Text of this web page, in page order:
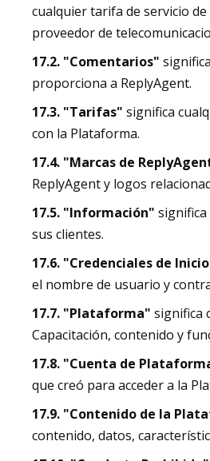
cualquier tarifa de servicio
proveedor de
17.2. "Comentarios"
proporciona a ReplyAgent.
17.3. "Tarifas" significa
con la Plataforma.
17.4. "Marcas de
ReplyAgent y logos
17.5. "Información"
sus clientes.
17.6. "Credenciales de
el nombre de usuario y
17.7. "Plataforma" significa
Capacitación, contenido y
17.8. "Cuenta de
que creó para acceder a la
17.9. "Contenido de la
contenido, datos,